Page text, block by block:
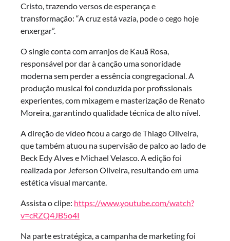
Cristo, trazendo versos de esperança e
transformação: “A cruz está vazia, pode o cego hoje
enxergar”.
O single conta com arranjos de Kauã Rosa,
responsável por dar à canção uma sonoridade
moderna sem perder a essência congregacional. A
produção musical foi conduzida por profissionais
experientes, com mixagem e masterização de Renato
Moreira, garantindo qualidade técnica de alto nível.
A direção de vídeo ficou a cargo de Thiago Oliveira,
que também atuou na supervisão de palco ao lado de
Beck Edy Alves e Michael Velasco. A edição foi
realizada por Jeferson Oliveira, resultando em uma
estética visual marcante.
Assista o clipe: https://www.youtube.com/watch?
v=cRZQ4JB5o4I
Na parte estratégica, a campanha de marketing foi